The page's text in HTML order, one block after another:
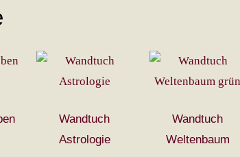
Wandtuch
Astrologie
Wandtuch
Weltenbaum